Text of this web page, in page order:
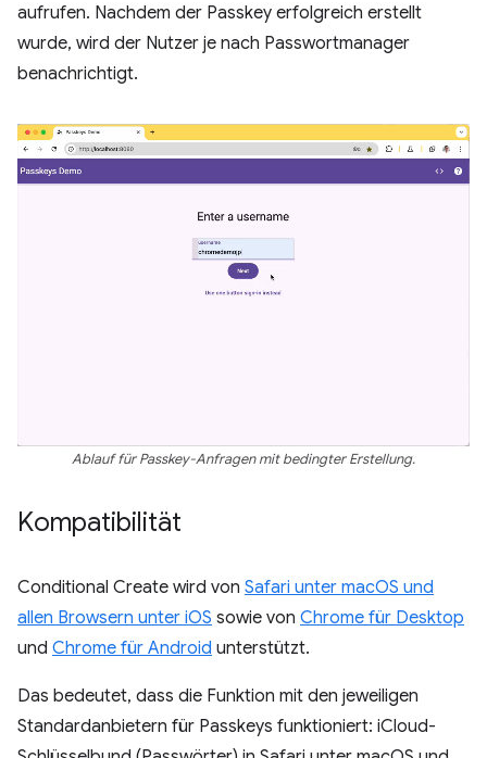
aufrufen. Nachdem der Passkey erfolgreich erstellt
wurde, wird der Nutzer je nach Passwortmanager
benachrichtigt.
Ablauf für Passkey-Anfragen mit bedingter Erstellung.
Kompatibilität
Conditional Create wird von Safari unter macOS und
allen Browsern unter iOS sowie von Chrome für Desktop
und Chrome für Android unterstützt.
Das bedeutet, dass die Funktion mit den jeweiligen
Standardanbietern für Passkeys funktioniert: iCloud-